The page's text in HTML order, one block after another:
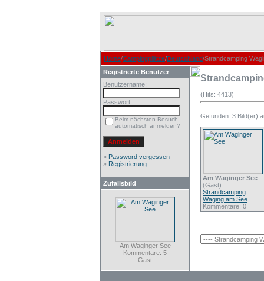
Home/Campingplätze/Deutschland/Strandcamping
Registrierte Benutzer
Benutzername:
Passwort:
Beim nächsten Besuch
automatisch anmelden?
» Password vergessen
» Registrierung
Zufallsbild
Am Waginger See
Kommentare: 5
Gast
(Hits: 4413)
Gefunden: 3 Bild(er)
Am Waginger See
(Gast)
Strandcamping
Waging am See
Kommentare: 0